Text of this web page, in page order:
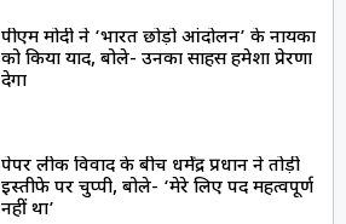
पीएम मोदी ने ‘भारत छोड़ो आंदोलन’ के नायकों
को किया याद, बोले- उनका साहस हमेशा प्रेरणा
देगा
पेपर लीक विवाद के बीच धर्मेंद्र प्रधान ने तोड़ी
इस्तीफे पर चुप्पी, बोले- ‘मेरे लिए पद महत्वपूर्ण
नहीं था’